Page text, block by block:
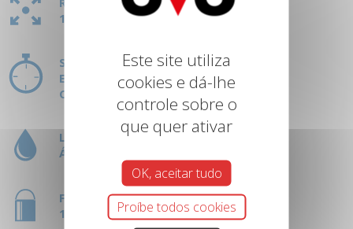
1L = 6M²
SECAGEM:
ENTRE CAMADAS: 8 H
COMPLETA: 7 DÍAS
LIMPEZA DE FERRAMENTAS:
ÁGUA
FORMATO:
1 L
Este site utiliza
cookies e dá-lhe
controle sobre o
que quer ativar
OK, aceitar tudo
Proíbe todos cookies